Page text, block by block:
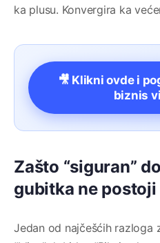
ka plusu. Konvergira ka
🎥 Klikni ovde i
biznis
Zašto “siguran”
gubitka ne postoji
Jedan od najčešćih razloga